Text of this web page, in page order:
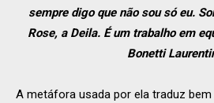
sempre digo que não sou só eu.
Rose, a Deila. É um trabalho em
Bonetti
A metáfora usada por ela traduz bem